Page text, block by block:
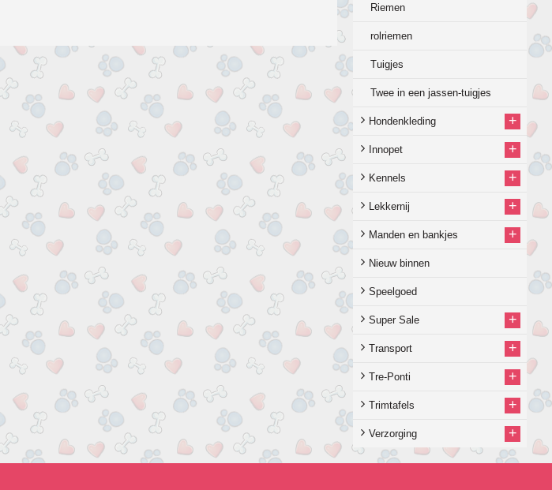
Riemen
rolriemen
Tuigjes
Twee in een jassen-tuigjes
Hondenkleding +
Innopet +
Kennels +
Lekkernij +
Manden en bankjes +
Nieuw binnen
Speelgoed
Super Sale +
Transport +
Tre-Ponti +
Trimtafels +
Verzorging +